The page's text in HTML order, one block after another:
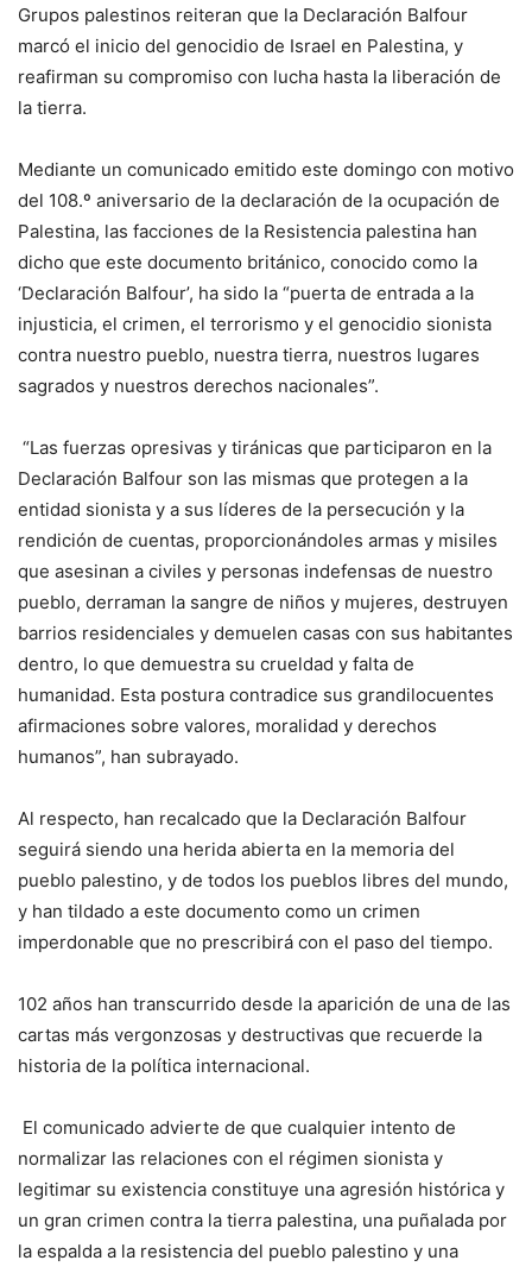
Grupos palestinos reiteran que la Declaración Balfour
marcó el inicio del genocidio de Israel en Palestina, y
reafirman su compromiso con lucha hasta la liberación de
la tierra.
Mediante un comunicado emitido este domingo con motivo
del 108.º aniversario de la declaración de la ocupación de
Palestina, las facciones de la Resistencia palestina han
dicho que este documento británico, conocido como la
‘Declaración Balfour’, ha sido la “puerta de entrada a la
injusticia, el crimen, el terrorismo y el genocidio sionista
contra nuestro pueblo, nuestra tierra, nuestros lugares
sagrados y nuestros derechos nacionales”.
“Las fuerzas opresivas y tiránicas que participaron en la
Declaración Balfour son las mismas que protegen a la
entidad sionista y a sus líderes de la persecución y la
rendición de cuentas, proporcionándoles armas y misiles
que asesinan a civiles y personas indefensas de nuestro
pueblo, derraman la sangre de niños y mujeres, destruyen
barrios residenciales y demuelen casas con sus habitantes
dentro, lo que demuestra su crueldad y falta de
humanidad. Esta postura contradice sus grandilocuentes
afirmaciones sobre valores, moralidad y derechos
humanos”, han subrayado.
Al respecto, han recalcado que la Declaración Balfour
seguirá siendo una herida abierta en la memoria del
pueblo palestino, y de todos los pueblos libres del mundo,
y han tildado a este documento como un crimen
imperdonable que no prescribirá con el paso del tiempo.
102 años han transcurrido desde la aparición de una de las
cartas más vergonzosas y destructivas que recuerde la
historia de la política internacional.
El comunicado advierte de que cualquier intento de
normalizar las relaciones con el régimen sionista y
legitimar su existencia constituye una agresión histórica y
un gran crimen contra la tierra palestina, una puñalada por
la espalda a la resistencia del pueblo palestino y una